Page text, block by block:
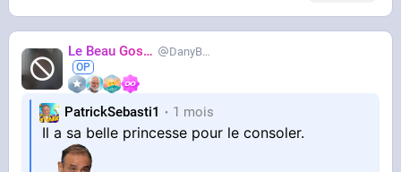
Le Beau Gosse DanyBrillant
PatrickSebasti1 1 mois
Il a sa belle princesse pour le consoler.